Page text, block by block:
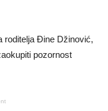
roditelja Đine Džinović,
pozornost